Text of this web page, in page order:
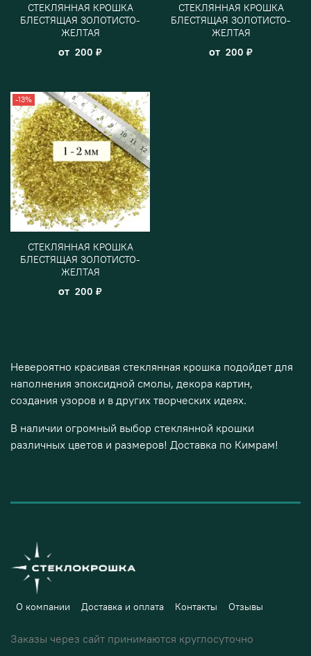
СТЕКЛЯННАЯ КРОШКА
БЛЕСТЯЩАЯ ЗОЛОТИСТО-
ЖЕЛТАЯ
от 200 ₽
СТЕКЛЯННАЯ КРОШКА
БЛЕСТЯЩАЯ ЗОЛОТИСТО-
ЖЕЛТАЯ
от 200 ₽
-13%
СТЕКЛЯННАЯ КРОШКА
БЛЕСТЯЩАЯ ЗОЛОТИСТО-
ЖЕЛТАЯ
от 200 ₽
Невероятно красивая стеклянная крошка подойдет для
наполнения эпоксидной смолы, декора картин,
создания узоров и в других творческих идеях.
В наличии огромный выбор стеклянной крошки
различных цветов и размеров! Доставка по Кимрам!
О компании Доставка и оплата Контакты Отзывы
Заказы через сайт принимаются круглосуточно